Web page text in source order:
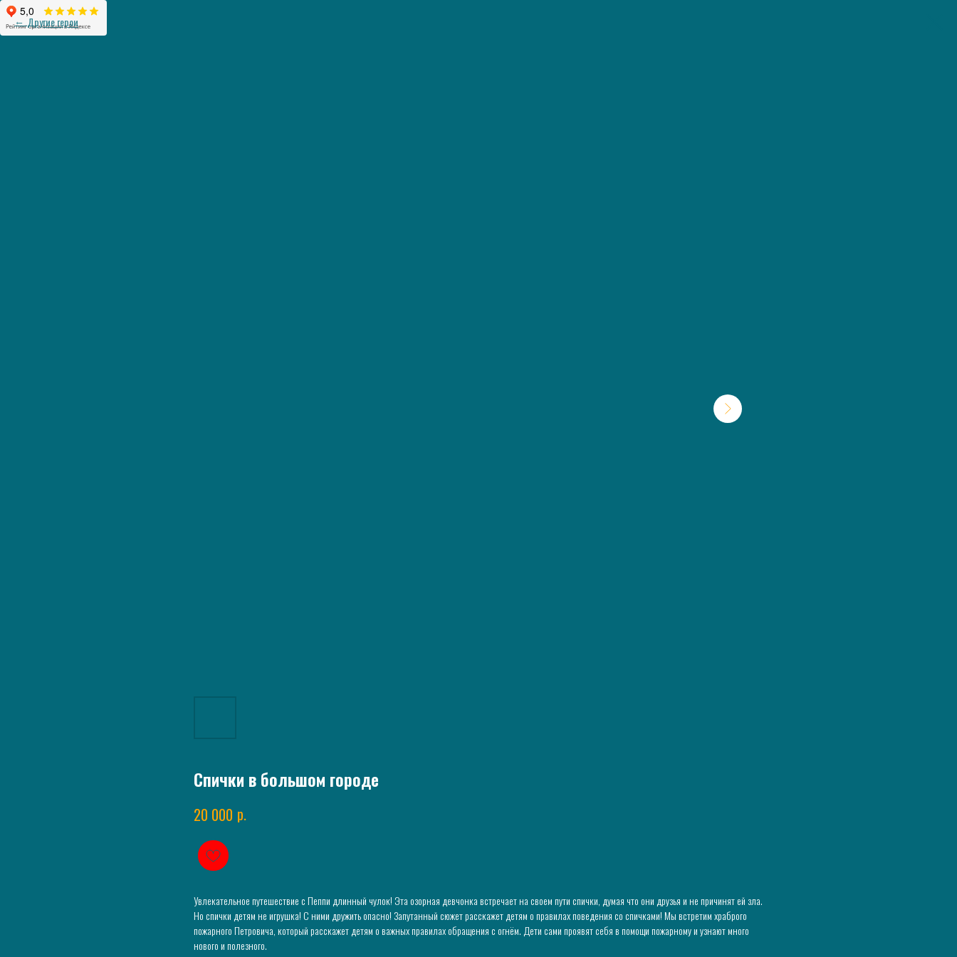
Другие герои
Спички в большом городе
20 000 р.
Увлекательное путешествие с Пеппи длинный чулок! Эта озорная девчонка встречает на своем пути спички, думая что они друзья и не причинят ей зла.
Но спички детям не игрушка! С ними дружить опасно! Запутанный сюжет расскажет детям о правилах поведения со спичками! Мы встретим храброго
пожарного Петровича, который расскажет детям о важных правилах обращения с огнём. Дети сами проявят себя в помощи пожарному и узнают много
нового и полезного.